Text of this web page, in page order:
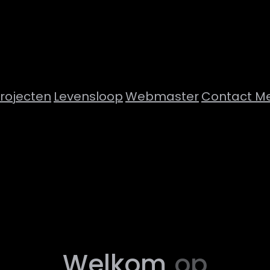
LevensloopWebmasterContact